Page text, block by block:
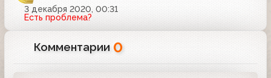
3 декабря 2020, 00:31
Есть проблема?
Комментарии 0